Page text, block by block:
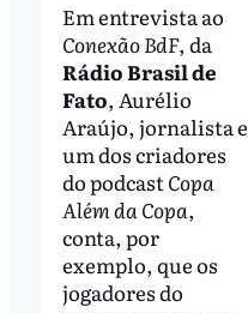
Em entrevista ao
Conexão BdF, da
Rádio Brasil de
Fato, Aurélio
Araújo, jornalista e
um dos criadores
do podcastCopa
Além da Copa,
conta, por
exemplo, que os
jogadores do